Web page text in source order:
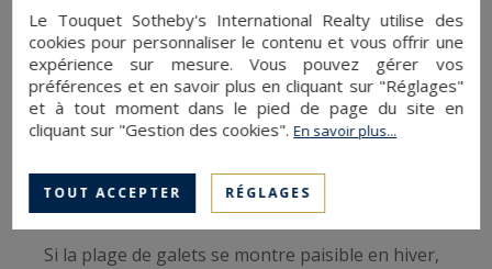
aux touristes d’être à la fois proches de la nature
et des commodités. Aux environs, vous trouverez
facilement des commerces, des boutiques et des
restaurants.
Wimereux, le rendez-vous des
Européens
Si la plage de galets se montre paisible en hiver,
Le Touquet Sotheby's International Realty utilise des
cookies pour personnaliser le contenu et vous offrir une
expérience sur mesure. Vous pouvez gérer vos
préférences et en savoir plus en cliquant sur "Réglages"
et à tout moment dans le pied de page du site en
cliquant sur "Gestion des cookies".En savoir plus...
TOUT ACCEPTER RÉGLAGES